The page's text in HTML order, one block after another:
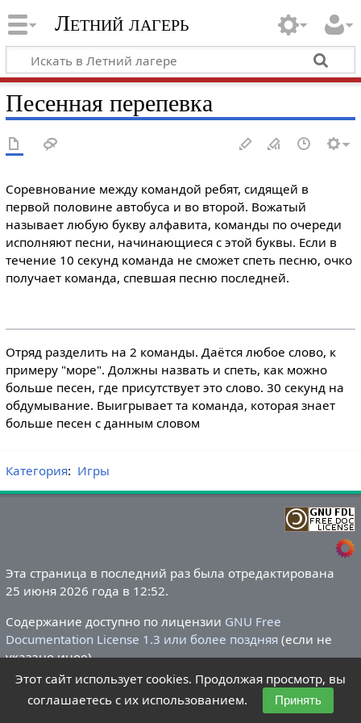
Летний лагерь
Песенная перепевка
Соревнование между командой ребят, сидящей в
первой половине автобуса и во второй. Вожатый
называет любую букву алфавита, команды по очереди
исполняют песни, начинающиеся с этой буквы. Если в
течение 10 секунд команда не сможет спеть песню, очко
получает команда, спевшая песню последней.
Отряд разделить на 2 команды. Даётся любое слово, к
примеру "море". Должны назвать и спеть, как можно
больше песен, где присутствует это слово. 30 секунд на
обдумывание. Выигрывает та команда, которая знает
больше песен с данным словом
Категория: Игры
Эта страница в последний раз была отредактирована
25 июня 2026 года в 12:52.
Содержание доступно по лицензии GNU Free
Documentation License 1.3 или более поздняя(если не
указано иное).
Политика конфиденциальности
О Летний лагере
Отказ от ответственности
Этот сайт использует cookies. Продолжая просмотр, вы
соглашаетесь с их использованием.
Принять